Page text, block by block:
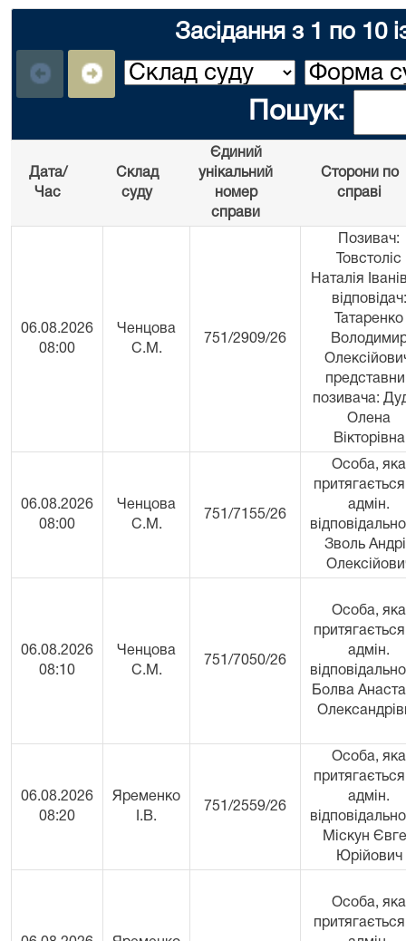
Засідання з 1 по 10
Пошук:
Дата/
Час
Склад
суду
Єдиний
унікальний
номер
справи
Сторони по
справі
06.08.2026
08:00
Ченцова
С.М.
751/2909/26
Позивач:
Товстоліс
Наталія
відповідач:
Татаренко
позивача:
Олена
Вікторівна
06.08.2026
08:00
Ченцова
С.М.
751/7155/26
Особа, яка
адмін.
Зволь
06.08.2026
08:10
Ченцова
С.М.
751/7050/26
Особа, яка
адмін.
Болва
06.08.2026
08:20
Яременко
І.В.
751/2559/26
Особа, яка
адмін.
Міскун
Юрійович
Особа, яка